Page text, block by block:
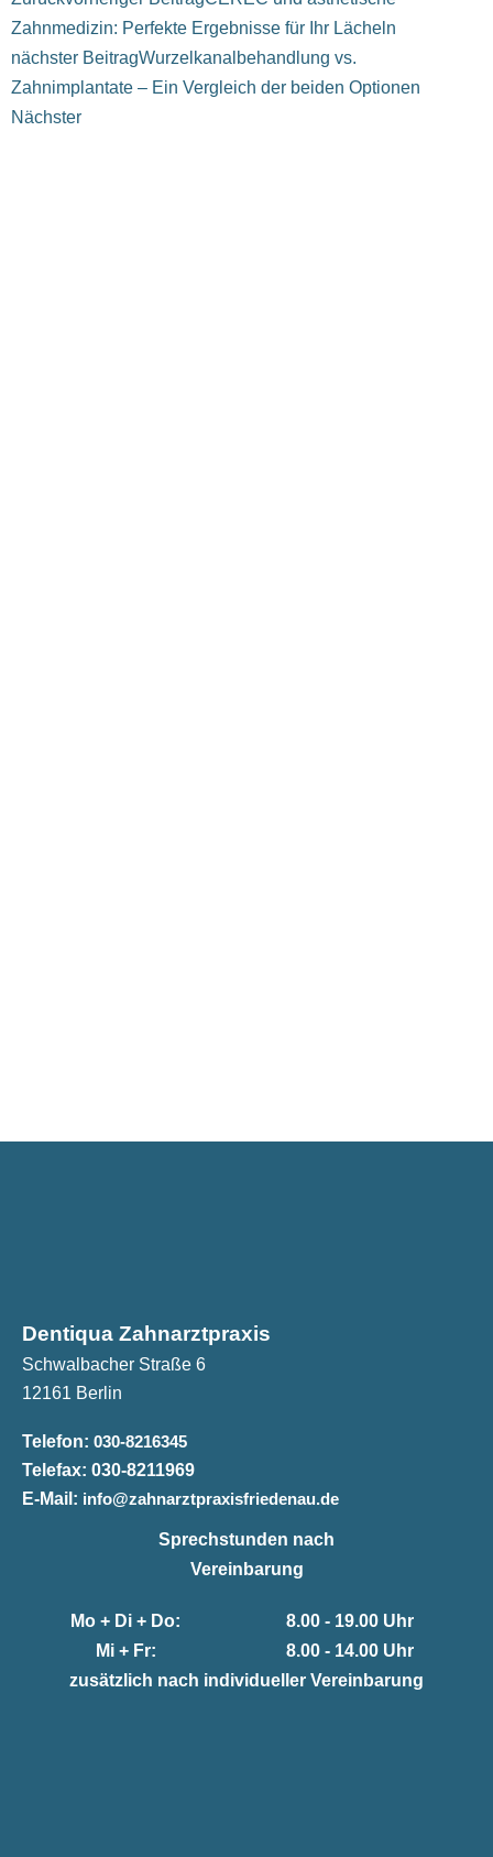
Zahnmedizin: Perfekte Ergebnisse für Ihr Lächeln
nächster BeitragWurzelkanalbehandlung vs.
Zahnimplantate – Ein Vergleich der beiden Optionen
Nächster
Dentiqua Zahnarztpraxis
Schwalbacher Straße 6
12161 Berlin
Telefon: 030-8216345
Telefax: 030-8211969
E-Mail: info@zahnarztpraxisfriedenau.de
Sprechstunden nach
Vereinbarung
Mo + Di + Do:
8.00 - 19.00 Uhr
Mi + Fr:
8.00 - 14.00 Uhr
zusätzlich nach individueller Vereinbarung